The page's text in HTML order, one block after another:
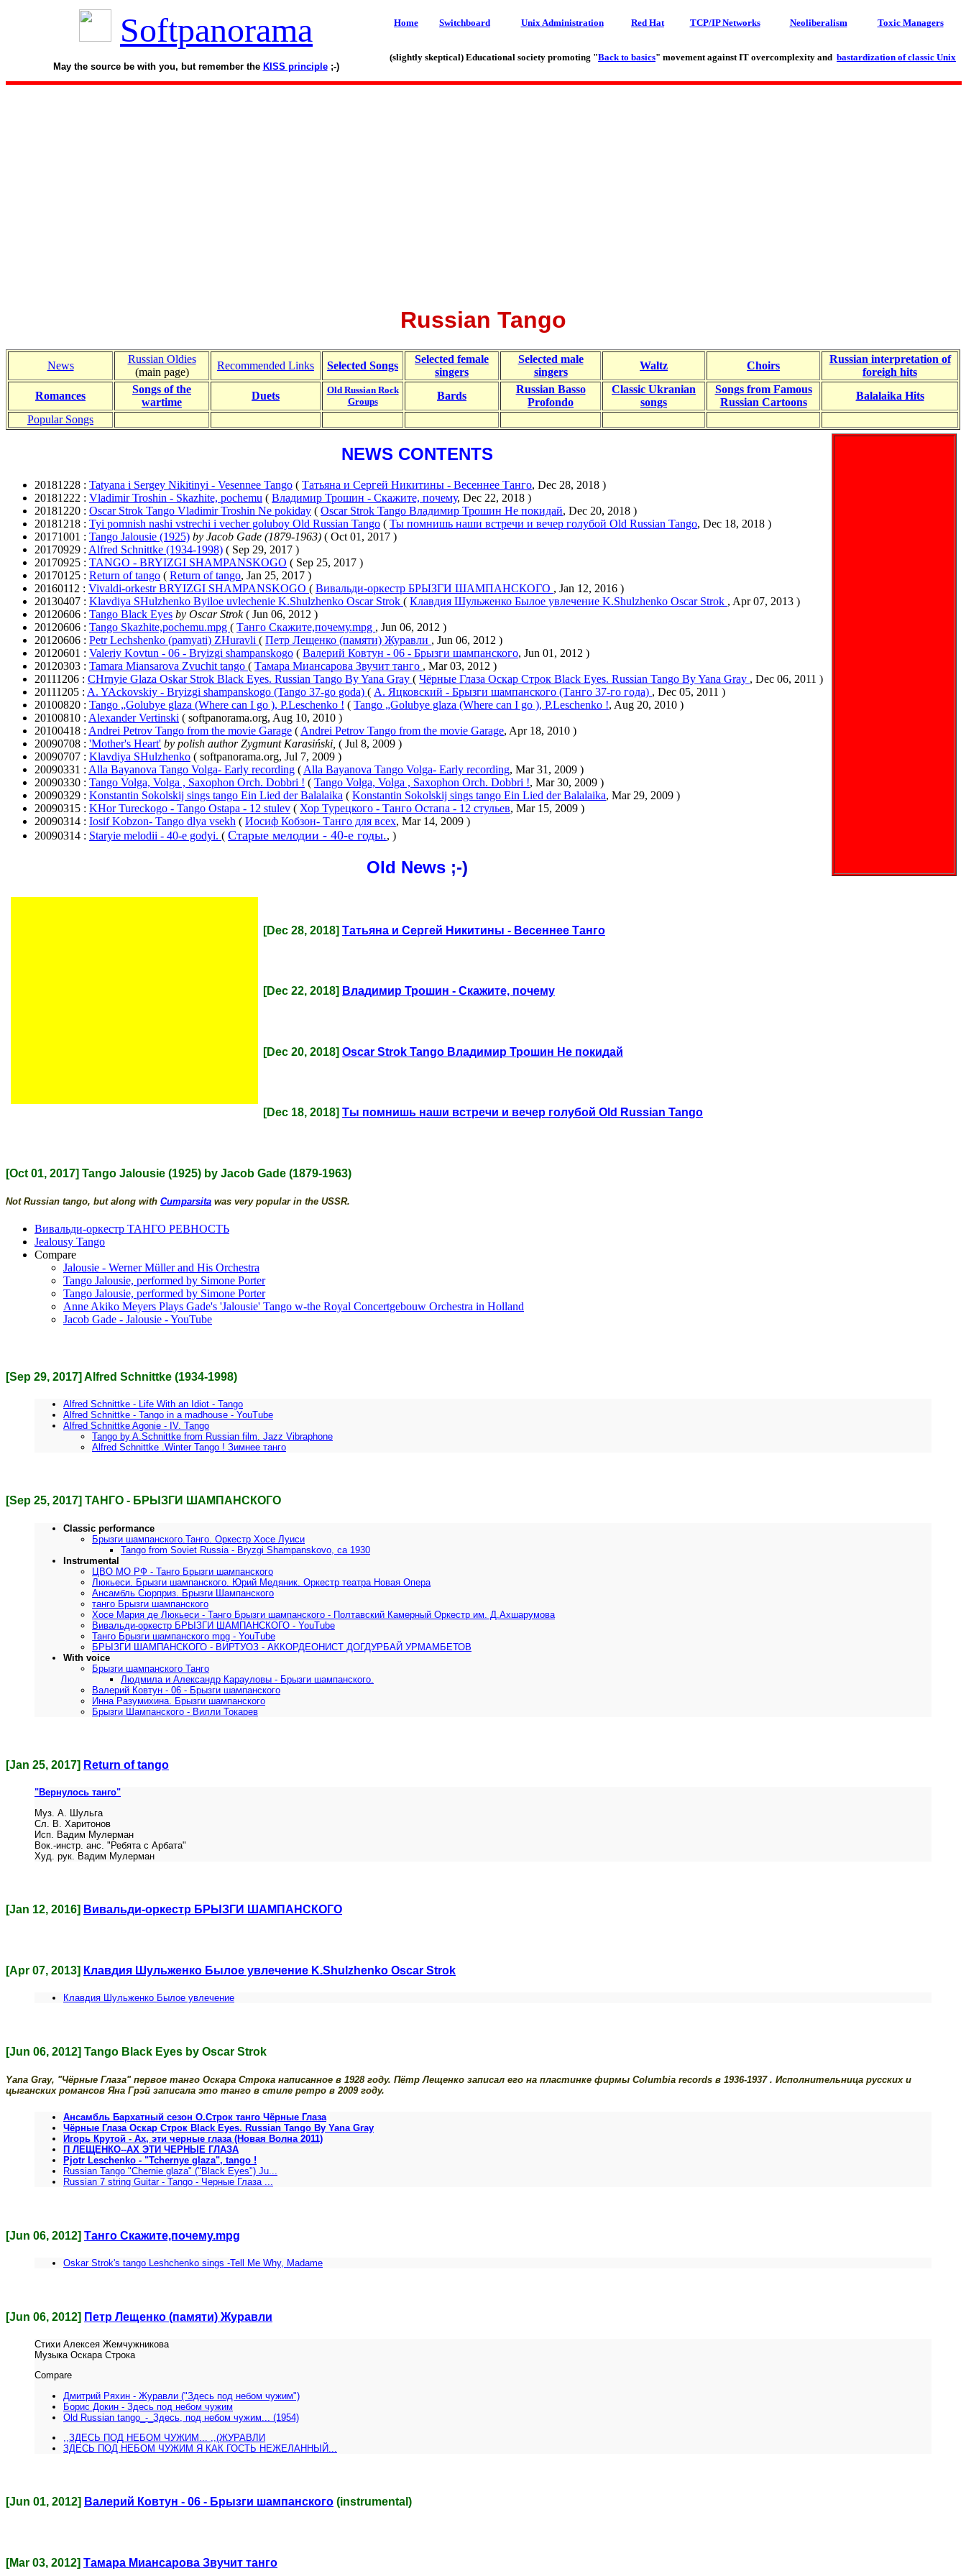
Softpanorama
May the source be with you, but remember the KISS principle;-)
Home Switchboard Unix Administration Red Hat TCP/IP Networks Neoliberalism Toxic Managers
(slightly skeptical) Educational society promoting "Back to basics" movement against IT overcomplexity and bastardization of classic Unix
Russian Tango
News
Russian Oldies
(main page)
Recommended Links Selected Songs
Selected female
singers
Selected male
singers
Waltz Choirs
Russian interpretation of
foreigh hits
Romances
Songs of the
wartime
Duets
Old Russian Rock
Groups
Bards
Russian Basso
Profondo
Classic Ukranian
songs
Songs from Famous
Russian Cartoons
Balalaika Hits
Popular Songs
NEWS CONTENTS
20181228 : Tatyana i Sergey Nikitinyi - Vesennee Tango ( Татьяна и Сергей Никитины - Весеннее Танго, Dec 28, 2018 )
20181222 : Vladimir Troshin - Skazhite, pochemu ( Владимир Трошин - Скажите, почему, Dec 22, 2018 )
20181220 : Oscar Strok Tango Vladimir Troshin Ne pokiday ( Oscar Strok Tango Владимир Трошин Не покидай, Dec 20, 2018 )
20181218 : Tyi pomnish nashi vstrechi i vecher goluboy Old Russian Tango ( Ты помнишь наши встречи и вечер голубой Old Russian Tango, Dec 18, 2018 )
20171001 : Tango Jalousie (1925) by Jacob Gade (1879-1963) ( Oct 01, 2017 )
20170929 : Alfred Schnittke (1934-1998) ( Sep 29, 2017 )
20170925 : TANGO - BRYIZGI SHAMPANSKOGO ( Sep 25, 2017 )
20170125 : Return of tango ( Return of tango, Jan 25, 2017 )
20160112 : Vivaldi-orkestr BRYIZGI SHAMPANSKOGO ( Вивальди-оркестр БРЫЗГИ ШАМПАНСКОГО , Jan 12, 2016 )
20130407 : Klavdiya SHulzhenko Byiloe uvlechenie K.Shulzhenko Oscar Strok ( Клавдия Шульженко Былое увлечение K.Shulzhenko Oscar Strok , Apr 07, 2013 )
20120606 : Tango Black Eyes by Oscar Strok( Jun 06, 2012 )
20120606 : Tango Skazhite,pochemu.mpg ( Танго Скажите,почему.mpg , Jun 06, 2012 )
20120606 : Petr Lechshenko (pamyati) ZHuravli ( Петр Лещенко (памяти) Журавли , Jun 06, 2012 )
20120601 : Valeriy Kovtun - 06 - Bryizgi shampanskogo ( Валерий Ковтун - 06 - Брызги шампанского, Jun 01, 2012 )
20120303 : Tamara Miansarova Zvuchit tango ( Тамара Миансарова Звучит танго , Mar 03, 2012 )
20111206 : CHrnyie Glaza Oskar Strok Black Eyes. Russian Tango By Yana Gray ( Чёрные Глаза Оскар Строк Black Eyes. Russian Tango By Yana Gray , Dec 06, 2011 )
20111205 : A. YAckovskiy - Bryizgi shampanskogo (Tango 37-go goda) ( А. Яцковский - Брызги шампанского (Танго 37-го года) , Dec 05, 2011 )
20100820 : Tango „Golubye glaza (Where can I go ), P.Leschenko ! ( Tango „Golubye glaza (Where can I go ), P.Leschenko !, Aug 20, 2010 )
20100810 : Alexander Vertinski ( softpanorama.org, Aug 10, 2010 )
20100418 : Andrei Petrov Tango from the movie Garage ( Andrei Petrov Tango from the movie Garage, Apr 18, 2010 )
20090708 : 'Mother's Heart' by polish author Zygmunt Karasiński, ( Jul 8, 2009 )
20090707 : Klavdiya SHulzhenko ( softpanorama.org, Jul 7, 2009 )
20090331 : Alla Bayanova Tango Volga- Early recording ( Alla Bayanova Tango Volga- Early recording, Mar 31, 2009 )
20090330 : Tango Volga, Volga , Saxophon Orch. Dobbri ! ( Tango Volga, Volga , Saxophon Orch. Dobbri !, Mar 30, 2009 )
20090329 : Konstantin Sokolskij sings tango Ein Lied der Balalaika ( Konstantin Sokolskij sings tango Ein Lied der Balalaika, Mar 29, 2009 )
20090315 : KHor Tureckogo - Tango Ostapa - 12 stulev ( Хор Турецкого - Танго Остапа - 12 стульев, Mar 15, 2009 )
20090314 : Iosif Kobzon- Tango dlya vsekh ( Иосиф Кобзон- Танго для всех, Mar 14, 2009 )
20090314 : Staryie melodii - 40-e godyi. ( Старые мелодии - 40-е годы., )
Old News;-)
[Dec 28, 2018] Татьяна и Сергей Никитины - Весеннее Танго
[Dec 22, 2018] Владимир Трошин - Скажите, почему
[Dec 20, 2018] Oscar Strok Tango Владимир Трошин Не покидай
[Dec 18, 2018] Ты помнишь наши встречи и вечер голубой Old Russian Tango
[Oct 01, 2017] Tango Jalousie (1925) by Jacob Gade (1879-1963)
Not Russian tango, but along with Cumparsita was very popular in the USSR.
Вивальди-оркестр ТАНГО РЕВНОСТЬ
Jealousy Tango
Compare
Jalousie - Werner Müller and His Orchestra
Tango Jalousie, performed by Simone Porter
Tango Jalousie, performed by Simone Porter
Anne Akiko Meyers Plays Gade's 'Jalousie' Tango w-the Royal Concertgebouw Orchestra in Holland
Jacob Gade - Jalousie - YouTube
[Sep 29, 2017] Alfred Schnittke (1934-1998)
Alfred Schnittke - Life With an Idiot - Tango
Alfred Schnittke - Tango in a madhouse - YouTube
Alfred Schnittke Agonie - IV. Tango
Tango by A.Schnittke from Russian film. Jazz Vibraphone
Alfred Schnittke .Winter Tango ! Зимнее танго
[Sep 25, 2017] ТАНГО - БРЫЗГИ ШАМПАНСКОГО
Classic performance
Брызги шампанского.Танго. Оркестр Хосе Луиси
Tango from Soviet Russia - Bryzgi Shampanskovo, ca 1930
Instrumental
ЦВО МО РФ - Танго Брызги шампанского
Люкьеси. Брызги шампанского. Юрий Медяник. Оркестр театра Новая Опера
Ансамбль Сюрприз. Брызги Шампанского
танго Брызги шампанского
Хосе Мария де Люкьеси - Танго Брызги шампанского - Полтавский Камерный Оркестр им. Д.Ахшарумова
Вивальди-оркестр БРЫЗГИ ШАМПАНСКОГО - YouTube
Танго Брызги шампанского mpg - YouTube
БРЫЗГИ ШАМПАНСКОГО - ВИРТУОЗ - АККОРДЕОНИСТ ДОГДУРБАЙ УРМАМБЕТОВ
With voice
Брызги шампанского Танго
Людмила и Александр Карауловы - Брызги шампанского.
Валерий Ковтун - 06 - Брызги шампанского
Инна Разумихина. Брызги шампанского
Брызги Шампанского - Вилли Токарев
[Jan 25, 2017] Return of tango
"Вернулось танго"
Муз. А. Шульга
Сл. В. Харитонов
Исп. Вадим Мулерман
Вок.-инстр. анс. "Ребята с Арбата"
Худ. рук. Вадим Мулерман
[Jan 12, 2016] Вивальди-оркестр БРЫЗГИ ШАМПАНСКОГО
[Apr 07, 2013] Клавдия Шульженко Былое увлечение K.Shulzhenko Oscar Strok
Клавдия Шульженко Былое увлечение
[Jun 06, 2012] Tango Black Eyes by Oscar Strok
Yana Gray, "Чёрные Глаза" первое танго Оскара Строка написанное в 1928 году. Пётр Лещенко записал его на пластинке фирмы Columbia records в 1936-1937 . Исполнительница русских и
цыганских романсов Яна Грэй записала это танго в стиле ретро в 2009 году.
Ансамбль Бархатный сезон О.Строк танго Чёрные Глаза
Чёрные Глаза Оскар Строк Black Eyes. Russian Tango By Yana Gray
Игорь Крутой - Ах, эти черные глаза (Новая Волна 2011)
П ЛЕЩЕНКО--АХ ЭТИ ЧЕРНЫЕ ГЛАЗА
Pjotr Leschenko - "Tchernye glaza", tango !
Russian Tango "Chernie glaza" ("Black Eyes") Ju...
Russian 7 string Guitar - Tango - Черные Глаза ...
[Jun 06, 2012] Танго Скажите,почему.mpg
Oskar Strok's tango Leshchenko sings -Tell Me Why, Madame
[Jun 06, 2012] Петр Лещенко (памяти) Журавли
Стихи Алексея Жемчужникова
Музыка Оскара Строка
Compare
Дмитрий Ряхин - Журавли ("Здесь под небом чужим")
Борис Докин - Здесь под небом чужим
Old Russian tango_-_Здесь, под небом чужим... (1954)
,,ЗДЕСЬ ПОД НЕБОМ ЧУЖИМ... ,,(ЖУРАВЛИ
ЗДЕСЬ ПОД НЕБОМ ЧУЖИМ Я КАК ГОСТЬ НЕЖЕЛАННЫЙ...
[Jun 01, 2012] Валерий Ковтун - 06 - Брызги шампанского (instrumental)
[Mar 03, 2012] Тамара Миансарова Звучит танго